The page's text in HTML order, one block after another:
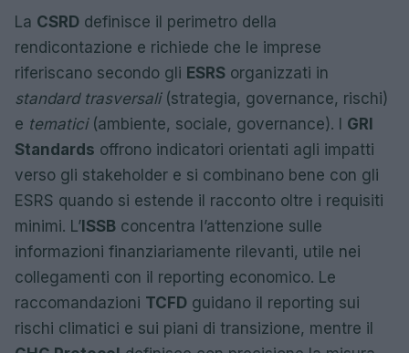
La CSRD definisce il perimetro della
rendicontazione e richiede che le imprese
riferiscano secondo gli ESRS organizzati in
standard trasversali(strategia, governance, rischi)
e tematici(ambiente, sociale, governance). I GRI
Standards offrono indicatori orientati agli impatti
verso gli stakeholder e si combinano bene con gli
ESRS quando si estende il racconto oltre i requisiti
minimi. L’ ISSB concentra l’attenzione sulle
informazioni finanziariamente rilevanti, utile nei
collegamenti con il reporting economico. Le
raccomandazioni TCFD guidano il reporting sui
rischi climatici e sui piani di transizione, mentre il